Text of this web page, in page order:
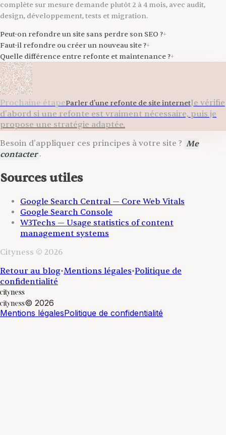
complète sur mesure demande plutôt 2 à 4 mois, avec audit,
design, développement, tests et migration.
Peut-on refondre un site sans perdre son SEO ?+
Faut-il refondre ou créer un nouveau site ?+
Quelle différence entre refonte et maintenance ?+
Prochaine étapeParler d'une refonte de site internetJe vérifie
d'abord si une refonte est vraiment nécessaire, puis je
propose une stratégie adaptée.
Besoin d'appliquer ces principes à votre site ? Me
contacter .
Sources utiles
Google Search Central — Core Web Vitals
Google Search Console
W3Techs — Usage statistics of content
management systems
Cityness © 2026
Retour au blog•Mentions légales•Politique de
confidentialité
cityness
cityness© 2026
Mentions légalesPolitique de confidentialité